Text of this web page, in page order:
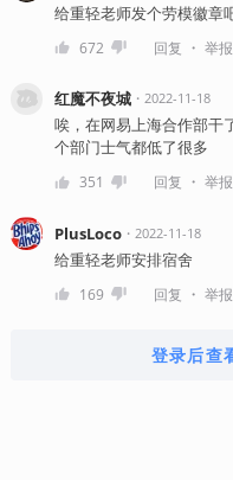
给重轻老师发个劳模徽章
672 回复 ・ 举报
红魔不夜城・ 2022-11-18
唉，在网易上海合作部干
个部门士气都低了很多
351 回复 ・ 举报
PlusLoco・ 2022-11-18
给重轻老师安排宿舍
169 回复 ・ 举报
登录后查